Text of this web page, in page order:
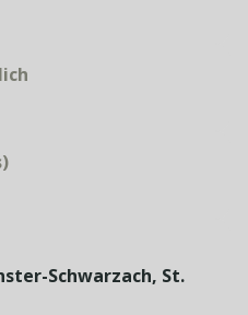
Schwarzach, St.